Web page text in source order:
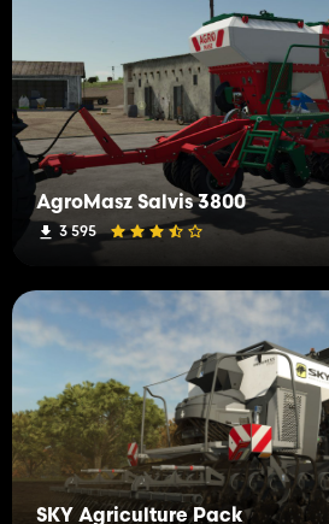
AgroMasz Salvis 3800
3 595
SKY Agriculture Pack